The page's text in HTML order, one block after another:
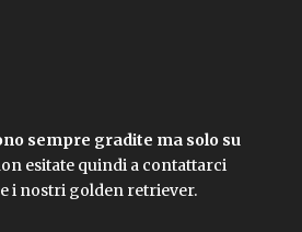
sempre gradite ma solo su
esitate quindi a contattarci
i nostri golden retriever.